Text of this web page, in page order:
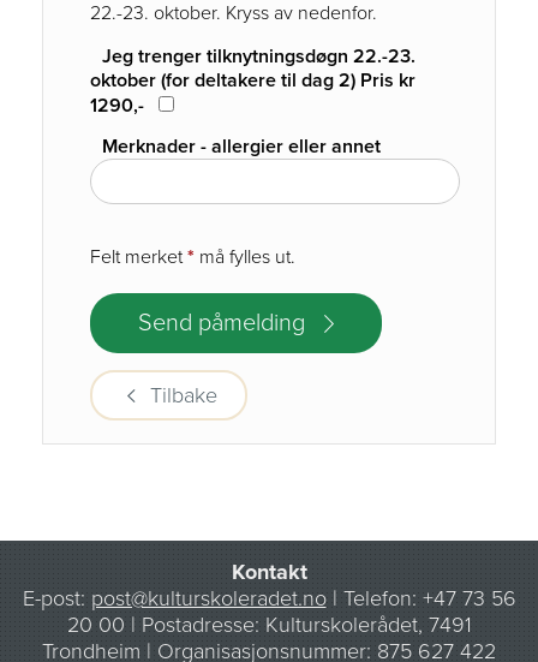
22.-23. oktober. Kryss av nedenfor.
Jeg trenger tilknytningsdøgn 22.-23.
oktober (for deltakere til dag 2) Pris kr
1290,-
Merknader - allergier eller annet
Felt merket* må fylles ut.
Tilbake
Kontakt
E-post: post@kulturskoleradet.no| Telefon: +47 73 56
20 00 | Postadresse: Kulturskolerådet, 7491
Trondheim | Organisasjonsnummer: 875 627 422